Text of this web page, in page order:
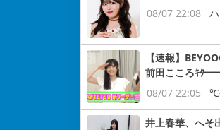
08/07 22:08
【速報】
前田こころｷ
08/07 22:05
井上春華、へそ